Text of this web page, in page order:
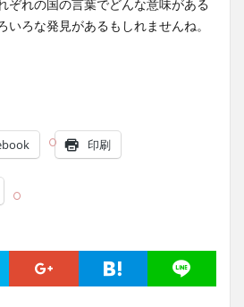
ぞれの国の言葉でどんな意味がある
いろな発見があるもしれませんね。
印刷